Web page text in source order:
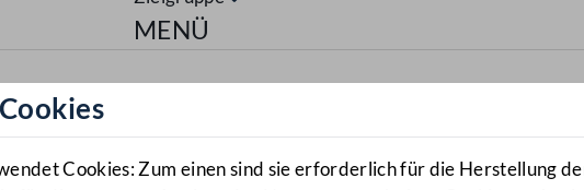
Navigationsmenü öffnen
MENÜ
Cookies: Zum einen sind sie erforderlich für die Herstellung